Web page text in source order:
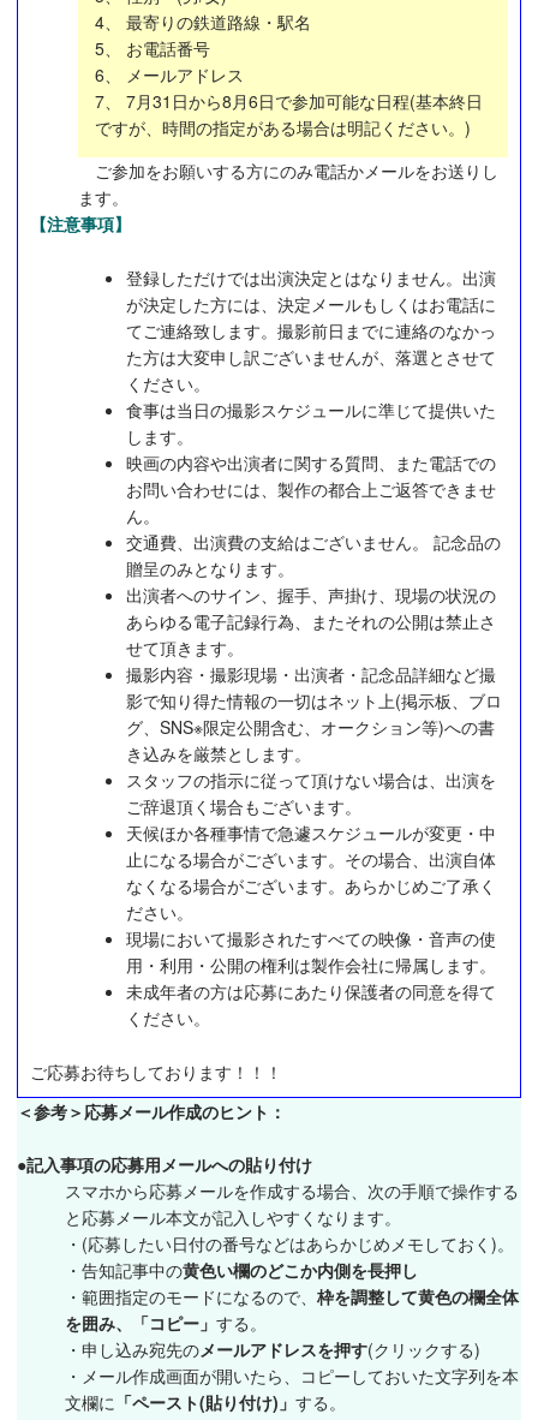
4、 最寄りの鉄道路線・駅名
5、 お電話番号
6、 メールアドレス
7、 7月31日から8月6日で参加可能な日程(基本終日
ですが、時間の指定がある場合は明記ください。)
ご参加をお願いする方にのみ電話かメールをお送りし
ます。
【注意事項】
登録しただけでは出演決定とはなりません。出演
が決定した方には、決定メールもしくはお電話に
てご連絡致します。撮影前日までに連絡のなかっ
た方は大変申し訳ございませんが、落選とさせて
ください。
食事は当日の撮影スケジュールに準じて提供いた
します。
映画の内容や出演者に関する質問、また電話での
お問い合わせには、製作の都合上ご返答できませ
ん。
交通費、出演費の支給はございません。 記念品の
贈呈のみとなります。
出演者へのサイン、握手、声掛け、現場の状況の
あらゆる電子記録行為、またそれの公開は禁止さ
せて頂きます。
撮影内容・撮影現場・出演者・記念品詳細など撮
影で知り得た情報の一切はネット上(掲示板、ブロ
グ、SNS※限定公開含む、オークション等)への書
き込みを厳禁とします。
スタッフの指示に従って頂けない場合は、出演を
ご辞退頂く場合もございます。
天候ほか各種事情で急遽スケジュールが変更・中
止になる場合がございます。その場合、出演自体
なくなる場合がございます。あらかじめご了承く
ださい。
現場において撮影されたすべての映像・音声の使
用・利用・公開の権利は製作会社に帰属します。
未成年者の方は応募にあたり保護者の同意を得て
ください。
ご応募お待ちしております！！！
＜参考＞応募メール作成のヒント：
●記入事項の応募用メールへの貼り付け
スマホから応募メールを作成する場合、次の手順で操作する
と応募メール本文が記入しやすくなります。
・(応募したい日付の番号などはあらかじめメモしておく)。
・告知記事中の黄色い欄のどこか内側を長押し
・範囲指定のモードになるので、 枠を調整して黄色の欄全体
を囲み、「コピー」 する。
・申し込み宛先のメールアドレスを押す(クリックする)
・メール作成画面が開いたら、コピーしておいた文字列を本
文欄に 「ペースト(貼り付け)」 する。